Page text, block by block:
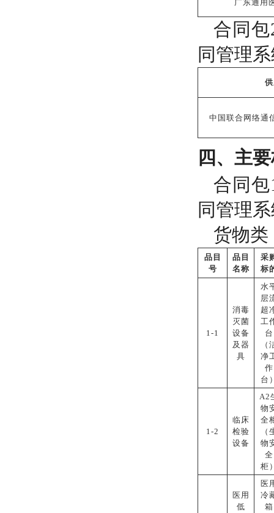
广东通用
合同包
同管理
中国联合网络通
四、主
合同包
同管理
货物类
品目
号
品目
名称
采
标
1-1
消毒
灭菌
设备
及器
具
水
层
超
工
台
（
净
作
台
1-2
临床
检验
设备
A2
物
全
（
物
全
柜
医用
低
医
冷
箱